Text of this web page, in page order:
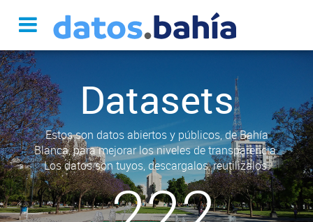
Datasets
Estos son datos abiertos y públicos, de Bahía
Blanca, para mejorar los niveles de transparencia.
Los datos son tuyos, descargalos, reutilizalos.